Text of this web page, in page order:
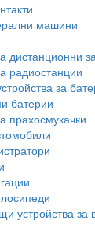
машини
дистанционни
радиостанции
за
батерии
прахосмукачки
устройства за